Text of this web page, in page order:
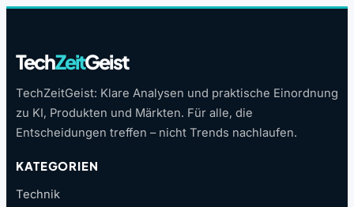
TechZeitGeist
TechZeitGeist: Klare Analysen und praktische Einordnung
zu KI, Produkten und Märkten. Für alle, die
Entscheidungen treffen – nicht Trends nachlaufen.
KATEGORIEN
Technik